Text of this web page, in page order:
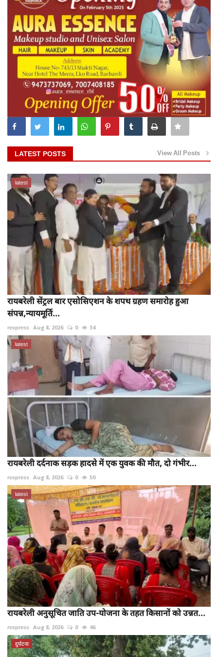
LATEST POSTS View All Posts
latest
रायबरेली सेंट्रल बार एसोसिएशन के शपथ ग्रहण समारोह हुआ
संपन्न,न्यायमूर्ति...
rexpress Aug 8, 2026 0 34
latest
रायबरेली दर्दनाक सड़क हादसे में एक युवक की मौत, दो गंभीर...
rexpress Aug 8, 2026 0 50
latest
रायबरेली अनुसूचित जाति उप-योजना के तहत किसानों को उन्नत...
rexpress Aug 8, 2026 0 46
दुर्घटना